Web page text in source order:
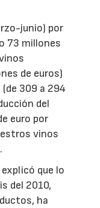
junio) por
73 millones
de euros)
309 a 294
del
euro por
vinos
que lo
del 2010,
ha